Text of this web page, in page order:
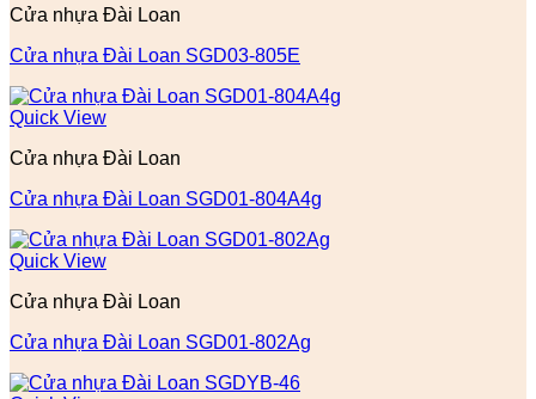
Cửa nhựa Đài Loan
Cửa nhựa Đài Loan SGD03-805E
Quick View
Cửa nhựa Đài Loan
Cửa nhựa Đài Loan SGD01-804A4g
Quick View
Cửa nhựa Đài Loan
Cửa nhựa Đài Loan SGD01-802Ag